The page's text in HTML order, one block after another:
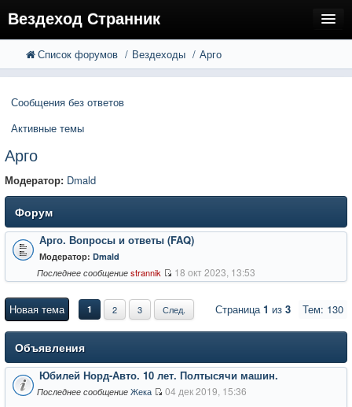
Вездеход Странник
FAQ
Расширенный поиск
Список форумов Вездеходы Арго
Сообщения без ответов
Активные темы
Арго
Модератор: Dmald
Форум
Арго. Вопросы и ответы (FAQ)
Модератор: Dmald
Последнее сообщение strannik 18 окт 2023, 13:53
Новая тема Тем: 130
1 2 3 След. Страница1 из 3
Объявления
Юбилей Норд-Авто. 10 лет. Полтысячи машин.
Последнее сообщение Жека 04 дек 2019, 15:36